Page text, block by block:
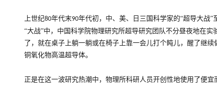
上世纪80年代末90年代初，中、美、日三国科学家的“超导大战”
“大战”中，中国科学院物理研究所超导研究团队不分昼夜地在实
了，就在桌子上躺一躺或在椅子上靠一会儿打个盹儿，醒了继
铜氧化物高温超导体。
正是在这一波研究热潮中，物理所科研人员开创性地使用了便